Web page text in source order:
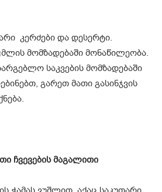
კერძები და დესერტი.
მომზადებაში მონაწილეობა.
საკვების მომზადებაში
გარეთ მათი გასინჯვის
ჩვევების მაგალითი